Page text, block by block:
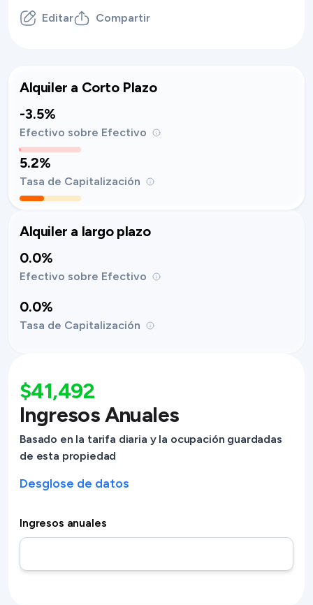
Editar Compartir
Alquiler a Corto Plazo
-3.5%
Efectivo sobre Efectivo
5.2%
Tasa de Capitalización
Alquiler a largo plazo
0.0%
Efectivo sobre Efectivo
0.0%
Tasa de Capitalización
Ingresos anuales
$41,492
Ingresos Anuales
Basado en la tarifa diaria y la ocupación guardadas
de esta propiedad
Desglose de datos